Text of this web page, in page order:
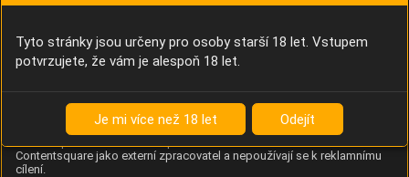
Díky němu příště poznáme, že se jedná o stejné zařízení, a
Identifikátor je zcela anonymní.
Analýza chování návštěvníků na webu (pohyb kurzoru,
kliknutí, procházení stránek a heatmapy), která
provozovateli e-shopu Betelné škopek pomáhá zlepšovat
Contentsquare jako externí zpracovatel a nepoužívají se k reklamnímu
cílení.
Tyto stránky jsou určeny pro osoby starší 18 let. Vstupem
potvrzujete, že vám je alespoň 18 let.
Je mi více než 18 let Odejít